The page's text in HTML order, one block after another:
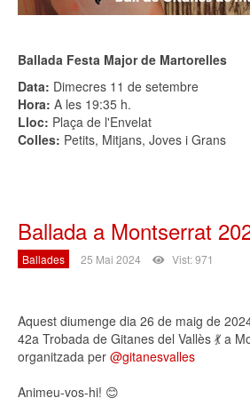
Ballada Festa Major de Martorelles
Data: Dimecres 11 de setembre
Hora: A les 19:35 h.
Lloc: Plaça de l'Envelat
Colles: Petits, Mitjans, Joves i Grans
Ballada a Montserrat
Ballades 25 Mai 2024 Vist: 971
Aquest diumenge dia 26 de maig de
42a Trobada de Gitanes del Vallès 💃 a
organitzada per @gitanesvalles
Animeu-vos-hi! 😊